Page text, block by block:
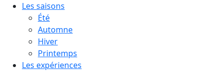
Les saisons
Été
Automne
Hiver
Printemps
Les expériences